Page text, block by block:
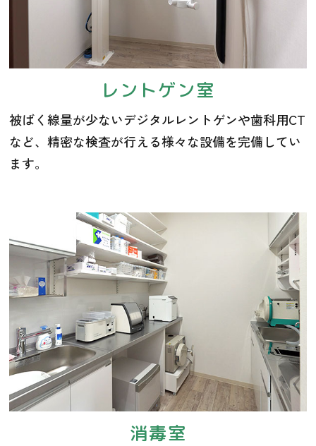
レントゲン室
被ばく線量が少ないデジタルレントゲンや歯科用CT
など、精密な検査が行える様々な設備を完備してい
ます。
消毒室